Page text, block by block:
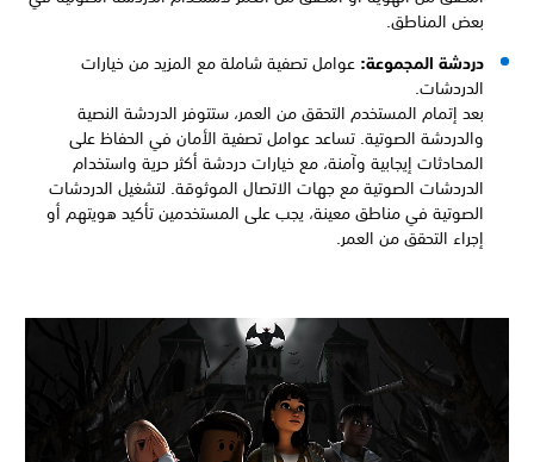
بعض المناطق.
دردشة المجموعة:عوامل تصفية شاملة مع المزيد من خيارات
الدردشات.
بعد إتمام المستخدم التحقق من العمر، ستتوفر الدردشة النصية
والدردشة الصوتية. تساعد عوامل تصفية الأمان في الحفاظ على
المحادثات إيجابية وآمنة، مع خيارات دردشة أكثر حرية واستخدام
الدردشات الصوتية مع جهات الاتصال الموثوقة. لتشغيل الدردشات
الصوتية في مناطق معينة، يجب على المستخدمين تأكيد هويتهم أو
إجراء التحقق من العمر.